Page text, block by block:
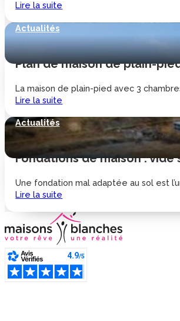
Lire la suite
Actualités
Plan de maison de plain-
La maison de plain-pied avec 3
Lire la suite
Actualités
Fondations de maison :
Une fondation mal adaptée au sol est
Lire la suite